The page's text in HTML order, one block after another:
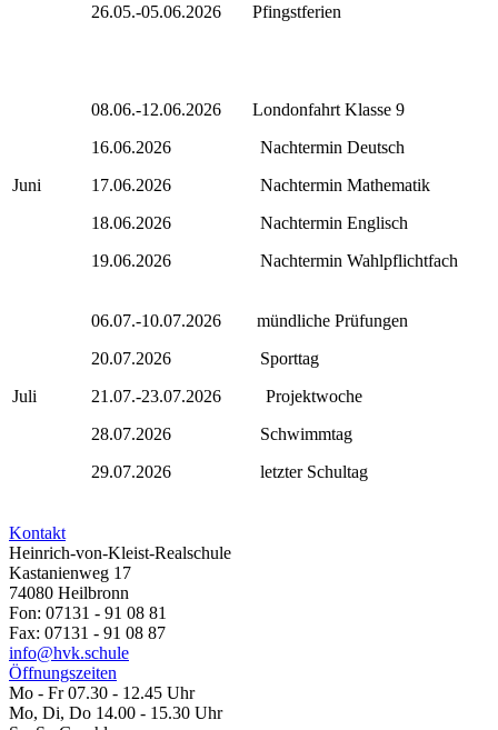
26.05.-05.06.2026 Pfingstferien
Juni
08.06.-12.06.2026 Londonfahrt Klasse 9
16.06.2026 Nachtermin Deutsch
17.06.2026 Nachtermin Mathematik
18.06.2026 Nachtermin Englisch
19.06.2026 Nachtermin Wahlpflichtfach
Juli
06.07.-10.07.2026 mündliche Prüfungen
20.07.2026 Sporttag
21.07.-23.07.2026 Projektwoche
28.07.2026 Schwimmtag
29.07.2026 letzter Schultag
Kontakt
Heinrich-von-Kleist-Realschule
Kastanienweg 17
74080 Heilbronn
Fon: 07131 - 91 08 81
Fax: 07131 - 91 08 87
info@hvk.schule
Öffnungszeiten
Mo - Fr 07.30 - 12.45 Uhr
Mo, Di, Do 14.00 - 15.30 Uhr